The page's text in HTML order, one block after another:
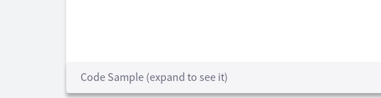
Code Sample (expand to see it)